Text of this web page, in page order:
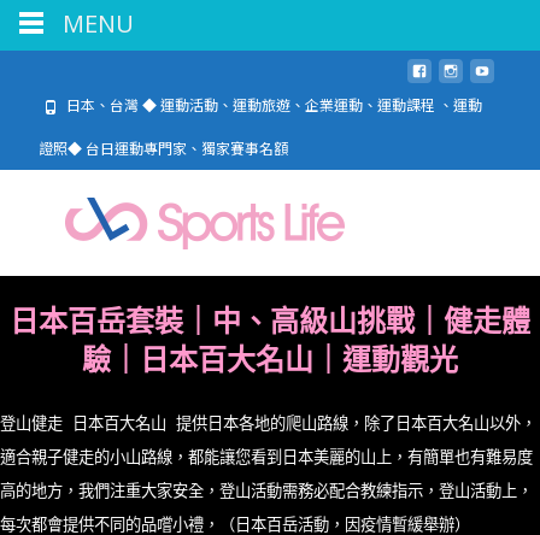
日本、台灣 ◆ 運動活動、運動旅遊、企業運動、運動課程 、運動
證照◆ 台日運動專門家、獨家賽事名額
日本百岳套裝｜中、高級山挑戰｜健走體
驗｜日本百大名山｜運動觀光
登山健走 日本百大名山 提供日本各地的爬山路線，除了日本百大名山以外，
適合親子健走的小山路線，都能讓您看到日本美麗的山上，有簡單也有難易度
高的地方，我們注重大家安全，登山活動需務必配合教練指示，登山活動上，
每次都會提供不同的品嚐小禮，（日本百岳活動，因疫情暫緩舉辦）
MENU